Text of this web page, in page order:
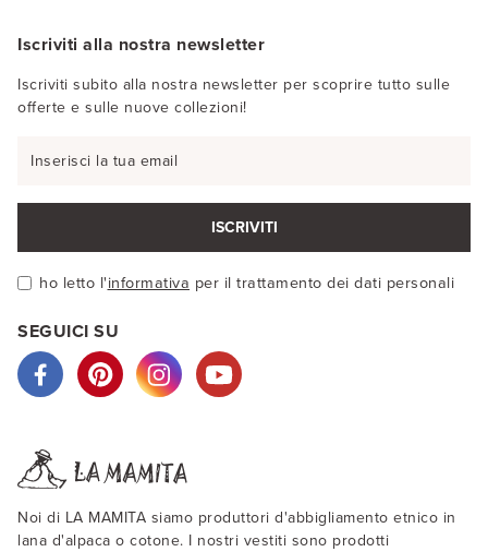
Iscriviti alla nostra newsletter
Iscriviti subito alla nostra newsletter per scoprire tutto sulle
offerte e sulle nuove collezioni!
ISCRIVITI
ho letto l'informativa per il trattamento dei dati personali
SEGUICI SU
Noi di LA MAMITA siamo produttori d'abbigliamento etnico in
lana d'alpaca o cotone. I nostri vestiti sono prodotti